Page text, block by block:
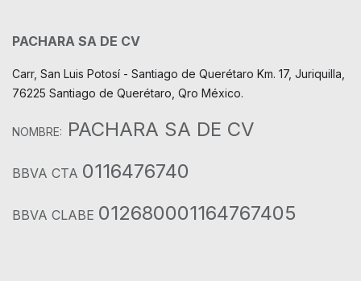
PACHARA SA DE CV
Carr, San Luis Potosí - Santiago de Querétaro Km. 17, Juriquilla,
76225 Santiago de Querétaro, Qro México.
NOMBRE: PACHARA SA DE CV
BBVA CTA 0116476740
BBVA CLABE 012680001164767405